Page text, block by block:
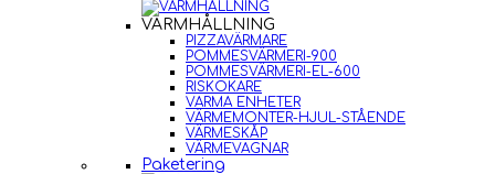
VARMHÅLLNING
PIZZAVÄRMARE
POMMESVÄRMERI-900
POMMESVÄRMERI-EL-600
RISKOKARE
VARMA ENHETER
VÄRMEMONTER-HJUL-STÅENDE
VÄRMESKÅP
VÄRMEVAGNAR
Paketering